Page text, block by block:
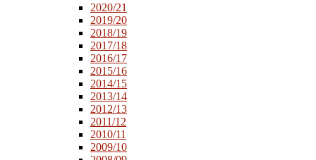
2020/21
2019/20
2018/19
2017/18
2016/17
2015/16
2014/15
2013/14
2012/13
2011/12
2010/11
2009/10